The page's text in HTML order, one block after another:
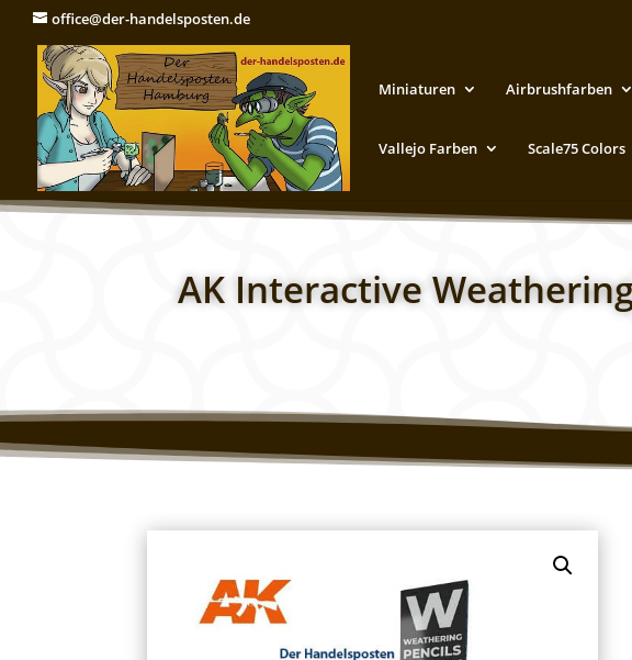
office@der-handelsposten.de
Miniaturen Airbrushfarben
Vallejo Farben Scale75 Colors
AK Interactive